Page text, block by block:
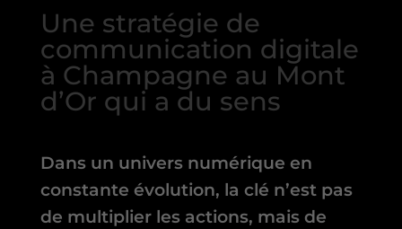
Une stratégie de
communication digitale
à Champagne au Mont
d’Or qui a du sens
Dans un univers numérique en
constante évolution, la clé n’est pas
de multiplier les actions, mais de